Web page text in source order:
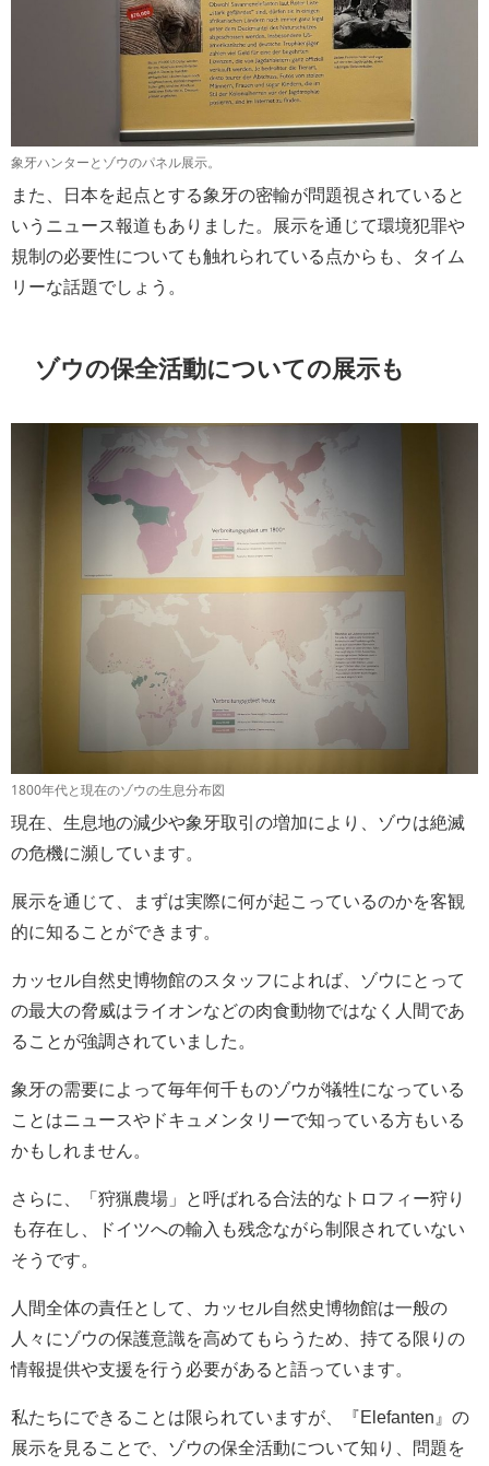
象牙ハンターとゾウのパネル展示。
また、日本を起点とする象牙の密輸が問題視されていると
いうニュース報道もありました。展示を通じて環境犯罪や
規制の必要性についても触れられている点からも、タイム
リーな話題でしょう。
ゾウの保全活動についての展示も
1800年代と現在のゾウの生息分布図
現在、生息地の減少や象牙取引の増加により、ゾウは絶滅
の危機に瀕しています。
展示を通じて、まずは実際に何が起こっているのかを客観
的に知ることができます。
カッセル自然史博物館のスタッフによれば、ゾウにとって
の最大の脅威はライオンなどの肉食動物ではなく人間であ
ることが強調されていました。
象牙の需要によって毎年何千ものゾウが犠牲になっている
ことはニュースやドキュメンタリーで知っている方もいる
かもしれません。
さらに、「狩猟農場」と呼ばれる合法的なトロフィー狩り
も存在し、ドイツへの輸入も残念ながら制限されていない
そうです。
人間全体の責任として、カッセル自然史博物館は一般の
人々にゾウの保護意識を高めてもらうため、持てる限りの
情報提供や支援を行う必要があると語っています。
私たちにできることは限られていますが、『Elefanten』の
展示を見ることで、ゾウの保全活動について知り、問題を